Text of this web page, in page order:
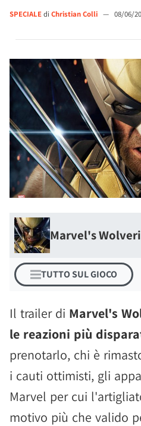
SPECIALEdi Christian Colli — 08/06/
Marvel's
TUTTO SUL GIOCO
Il trailer di Marvel's
le reazioni più
prenotarlo, chi è
i cauti ottimisti, gli
Marvel per cui
motivo più che valido